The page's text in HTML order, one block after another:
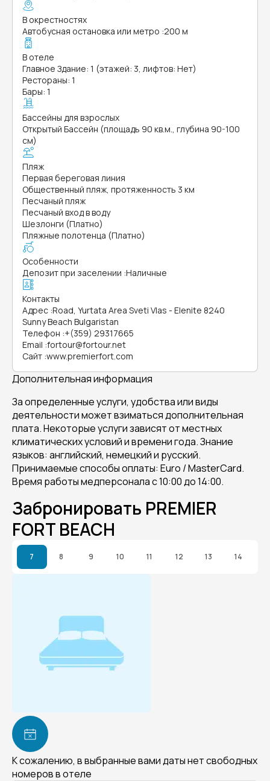
В окрестностях
Автобусная остановка или метро :200 м
В отеле
Главное Здание: 1 (этажей: 3, лифтов: Нет)
Рестораны: 1
Бары: 1
Бассейны для взрослых
Открытый Бассейн (площадь 90 кв.м., глубина 90-100
см)
Пляж
Первая береговая линия
Общественный пляж, протяженность 3 км
Песчаный пляж
Песчаный вход в воду
Шезлонги (Платно)
Пляжные полотенца (Платно)
Особенности
Депозит при заселении :Наличные
Контакты
Адрес :Road, Yurtata Area Sveti Vlas - Elenite 8240
Sunny Beach Bulgaristan
Телефон :+(359) 29317665
Email :fortour@fortour.net
Сайт :www.premierfort.com
Дополнительная информация
За определенные услуги, удобства или виды
деятельности может взиматься дополнительная
плата. Некоторые услуги зависят от местных
климатических условий и времени года. Знание
языков: английский, немецкий и русский.
Принимаемые способы оплаты: Euro / MasterCard.
Время работы медперсонала с 10:00 до 14:00.
Забронировать PREMIER
FORT BEACH
7 8 9 10 11 12 13 14
К сожалению, в выбранные вами даты нет свободных
номеров в отеле